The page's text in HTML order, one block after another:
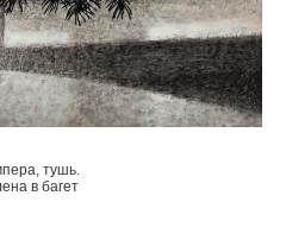
тушь.
в багет